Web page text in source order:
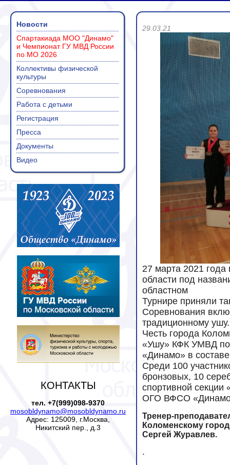
Новости
Спартакиада МОО "Динамо"
и Чемпионат ГУ МВД России
по МО 2026
Коллективы физической
культуры
Соревнования
Работа с детьми
Регистрация
Пресса
Документы
Видео
КОНТАКТЫ
тел. +7(999)098-9370
mosobldynamo@mosobldynamo.ru
Адрес: 125009, г.Москва,
Никитский пер., д.3
29.03.21
27 марта 2021 года
области под
областном
Турнире приняли
Соревнования
традиционному ушу.
Честь города
«Ушу» КФК УМВД
«Динамо» в
Среди 100
бронзовых, 10
спортивной
ОГО ВФСО
Тренер-
Коломенскому
Сергей Журавлев.
.